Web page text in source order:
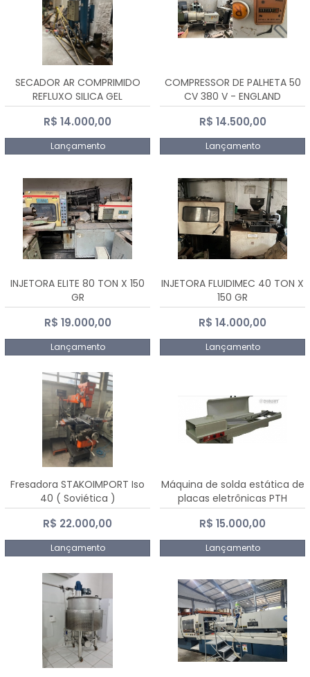
SECADOR AR COMPRIMIDO
REFLUXO SILICA GEL
R$ 14.000,00
Lançamento
COMPRESSOR DE PALHETA 50
CV 380 V - ENGLAND
R$ 14.500,00
Lançamento
INJETORA ELITE 80 TON X 150
GR
R$ 19.000,00
Lançamento
INJETORA FLUIDIMEC 40 TON X
150 GR
R$ 14.000,00
Lançamento
Fresadora STAKOIMPORT Iso
40 ( Soviética )
R$ 22.000,00
Lançamento
Máquina de solda estática de
placas eletrônicas PTH
DIALSAT
R$ 15.000,00
Lançamento